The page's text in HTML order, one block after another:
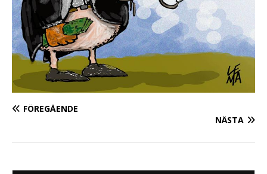
FÖREGÅENDE
NÄSTA